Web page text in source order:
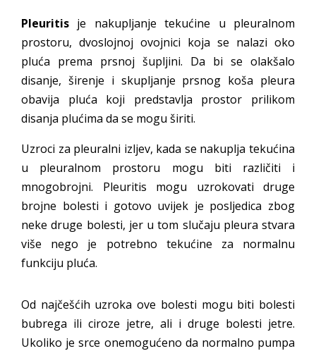
Pleuritis je nakupljanje tekućine u pleuralnom
prostoru, dvoslojnoj ovojnici koja se nalazi oko
pluća prema prsnoj šupljini. Da bi se olakšalo
disanje, širenje i skupljanje prsnog koša pleura
obavija pluća koji predstavlja prostor prilikom
disanja plućima da se mogu širiti.
Uzroci za pleuralni izljev, kada se nakuplja tekućina
u pleuralnom prostoru mogu biti različiti i
mnogobrojni. Pleuritis mogu uzrokovati druge
brojne bolesti i gotovo uvijek je posljedica zbog
neke druge bolesti, jer u tom slučaju pleura stvara
više nego je potrebno tekućine za normalnu
funkciju pluća.
Od najčešćih uzroka ove bolesti mogu biti bolesti
bubrega ili ciroze jetre, ali i druge bolesti jetre.
Ukoliko je srce onemogućeno da normalno pumpa